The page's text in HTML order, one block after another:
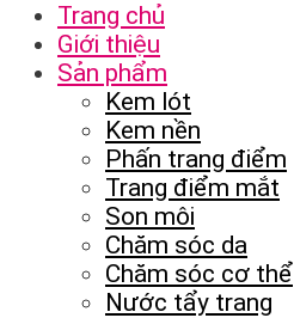
Trang chủ
Giới thiệu
Sản phẩm
Kem lót
Kem nền
Phấn trang điểm
Trang điểm mắt
Son môi
Chăm sóc da
Chăm sóc cơ thể
Nước tẩy trang